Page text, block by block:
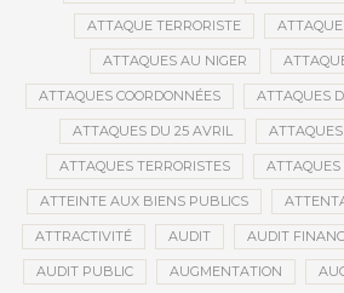
ATTAQUE TERRORISTE
ATTAQUES AU NIGER
ATTAQUES COORDONNÉES ATTAQUES
ATTAQUES DU 25 AVRIL
ATTAQUES TERRORISTES ATTAQUES
ATTEINTE AUX BIENS PUBLICS
ATTRACTIVITÉ AUDIT AUDIT
AUDIT PUBLIC AUGMENTATION